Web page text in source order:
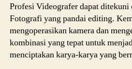
Profesi Videografer dapat ditekuni
Fotografi yang pandai editing.
mengoperasikan kamera dan
kombinasi yang tepat untuk
menciptakan karya-karya yang